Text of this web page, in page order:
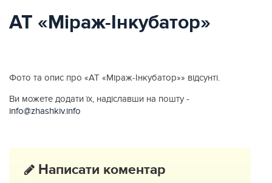
АТ «Міраж-Інкубатор»
Фото та опис про «АТ «Міраж-Інкубатор»» відсунті.
Ви можете додати їх, надіславши на пошту -
info@zhashkiv.info
Написати коментар